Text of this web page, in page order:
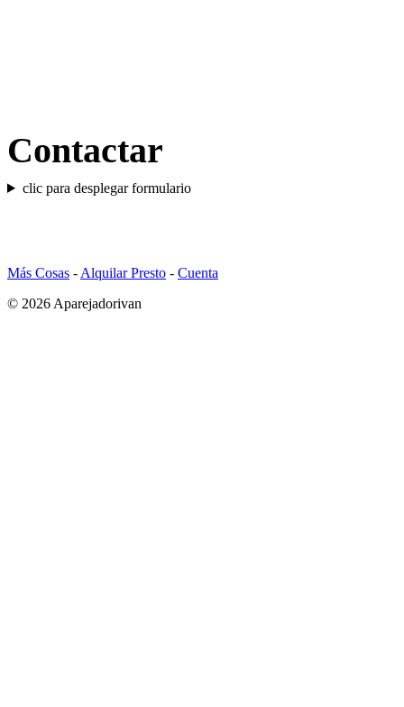
Contactar
clic para desplegar formulario
Más Cosas - Alquilar Presto - Cuenta
© 2026 Aparejadorivan